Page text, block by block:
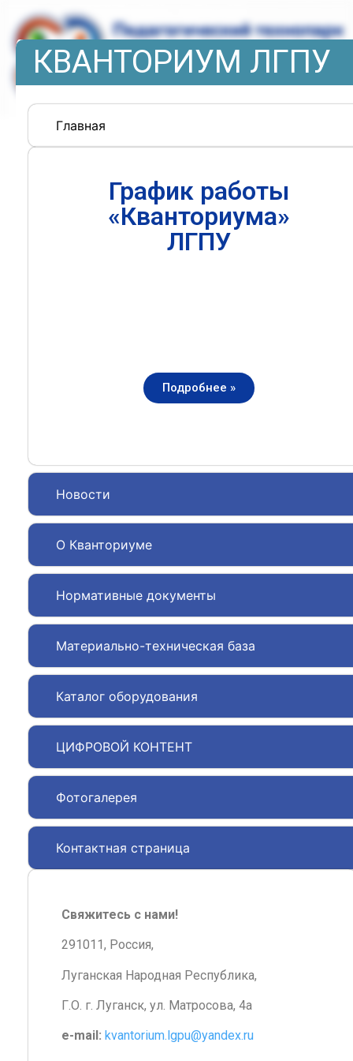
КВАНТОРИУМ ЛГПУ
Главная
Новости
О Кванториуме
Нормативные документы
Материально-техническая база
Каталог оборудования
ЦИФРОВОЙ КОНТЕНТ
Фотогалерея
Контактная страница
График работы
«Кванториума»
ЛГПУ
Подробнее »
Свяжитесь с нами!
291011, Россия,
Луганская Народная Республика,
Г.О. г. Луганск, ул. Матросова, 4а
e-mail: kvantorium.lgpu@yandex.ru